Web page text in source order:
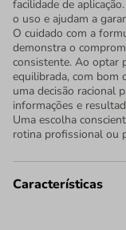
facilidade de
o uso e ajudam a
O cuidado com a
demonstra o
consistente. Ao optar
equilibrada, com bom
uma decisão racional
informações e
Uma escolha
rotina profissional ou
Características